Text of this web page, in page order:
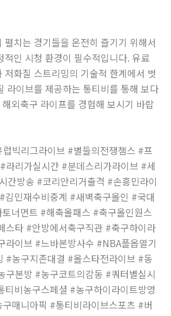
치는 경기들을 온전히 즐기기 위해서
적인 시청 환경이 필수적입니다. 유료
저화질 스트리밍의 기술적 한계에서 벗
라이브를 제공하는 통티비를 통해 보다
외축구 라이프를 경험해 보시기 바랍
빅리그라이브 #별들의전쟁챔스 #프
라리가실시간 #분데스리가라이브 #세
간방송 #코리안리거출격 #손흥민라이
김민재수비중계 #새벽축구올인 #국대
너먼트 #해축올패스 #축구올인원스
스타 #안방에서축구직관 #축구하이라
라이브 #느바본방사수 #NBA플옵열기
#농구지존대결 #올스타전라이브 #동
구본방 #농구코트의감동 #쿼터별실시
티비농구스페셜 #농구하이라이트방영
매니아픽 #통티비라이브스포츠 #버